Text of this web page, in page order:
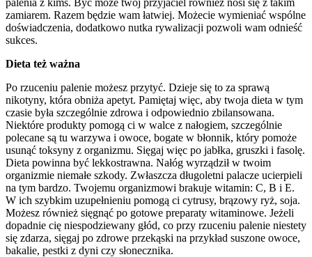
zamiarem. Razem będzie wam łatwiej. Możecie wymieniać wspólne
doświadczenia, dodatkowo nutka rywalizacji pozwoli wam odnieść
sukces.
Dieta też ważna
Po rzuceniu palenie możesz przytyć. Dzieje się to za sprawą
nikotyny, która obniża apetyt. Pamiętaj więc, aby twoja dieta w tym
czasie była szczególnie zdrowa i odpowiednio zbilansowana.
Niektóre produkty pomogą ci w walce z nałogiem, szczególnie
polecane są tu warzywa i owoce, bogate w błonnik, który pomoże
usunąć toksyny z organizmu. Sięgaj więc po jabłka, gruszki i fasolę.
Dieta powinna być lekkostrawna. Nałóg wyrządził w twoim
organizmie niemałe szkody. Zwłaszcza długoletni palacze ucierpieli
na tym bardzo. Twojemu organizmowi brakuje witamin: C, B i E.
W ich szybkim uzupełnieniu pomogą ci cytrusy, brązowy ryż, soja.
Możesz również sięgnąć po gotowe preparaty witaminowe. Jeżeli
dopadnie cię niespodziewany głód, co przy rzuceniu palenie niestety
się zdarza, sięgaj po zdrowe przekąski na przykład suszone owoce,
bakalie, pestki z dyni czy słonecznika.